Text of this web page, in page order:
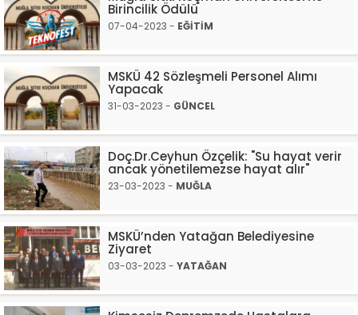
Birincilik Ödülü
07-04-2023 - EĞİTİM
MSKÜ 42 Sözleşmeli Personel Alımı
Yapacak
31-03-2023 - GÜNCEL
Doç.Dr.Ceyhun Özçelik: "Su hayat verir
ancak yönetilemezse hayat alır"
23-03-2023 - MUĞLA
MSKÜ’nden Yatağan Belediyesine
Ziyaret
03-03-2023 - YATAĞAN